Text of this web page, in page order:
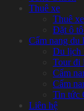
Thuê xe
Thuê
Đặt ô
Cẩm nang du
Du lịch
Tour đi
Cẩm
Cẩm
Tin tức
Liên hệ